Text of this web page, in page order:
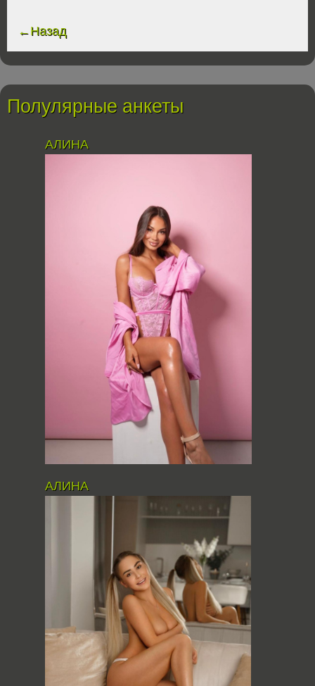
←Назад
Полулярные анкеты
АЛИНА
АЛИНА